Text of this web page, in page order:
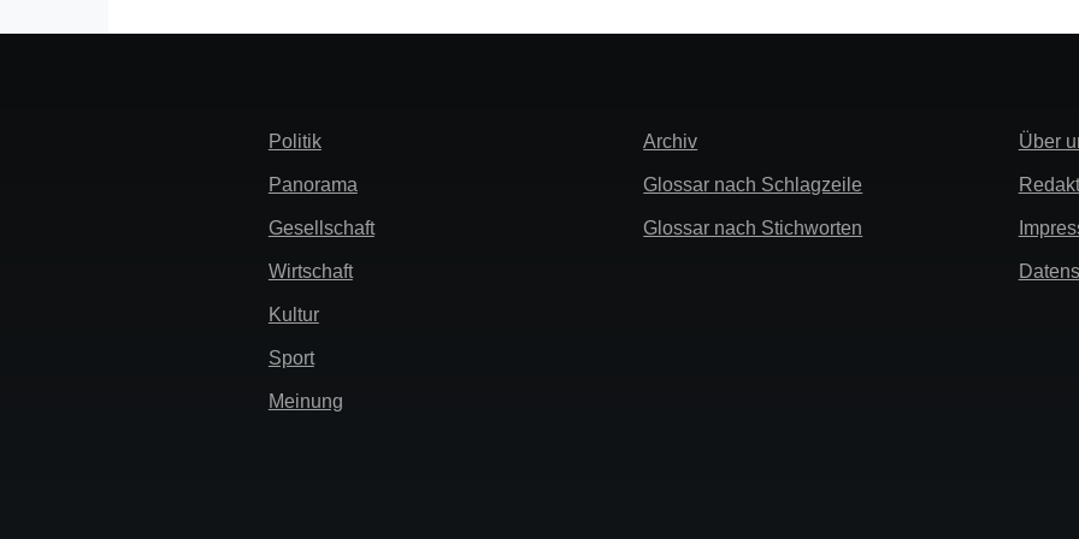
Header
Menü
Politik
Panorama
Gesellschaft
Wirtschaft
Kultur
Sport
Meinung
Extra
Archiv
Glossar nach Schlagzeile
Glossar nach Stichworten
Links
Info
Über